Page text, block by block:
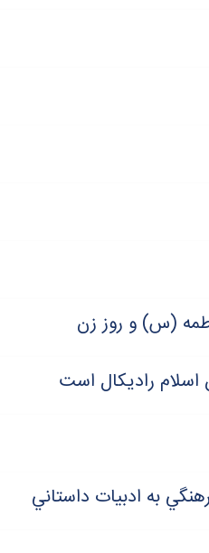
(س) و روز زن
راديکال است
به ادبيات داستاني